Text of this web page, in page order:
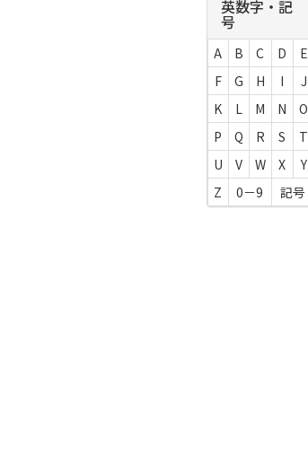
英数字・記
号
A B C D
E
F
G H I
J
K
L M N
O
P
Q R S
T
U
V W X
Y
Z
0－9 記号